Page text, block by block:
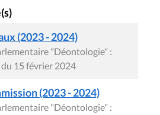
(2023 - 2024)
"Déontologie" :
15 février 2024
(2023 - 2024)
"Déontologie" :